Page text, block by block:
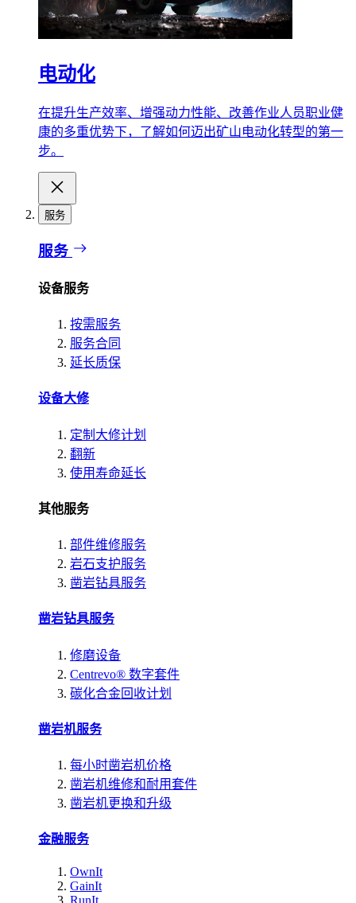
电动化
在提升生产效率、增强动力性能、改善作业人员职业健
康的多重优势下，了解如何迈出矿山电动化转型的第一
步。
服务
服务
设备服务
按需服务
服务合同
延长质保
设备大修
定制大修计划
翻新
使用寿命延长
其他服务
部件维修服务
岩石支护服务
凿岩钻具服务
凿岩钻具服务
修磨设备
Centrevo® 数字套件
碳化合金回收计划
凿岩机服务
每小时凿岩机价格
凿岩机维修和耐用套件
凿岩机更换和升级
金融服务
OwnIt
GainIt
RunIt